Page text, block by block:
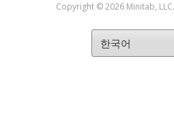
Copyright © 2026 Minitab,